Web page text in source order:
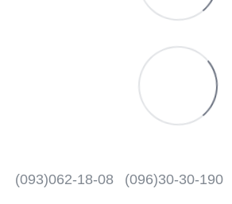
(093)062-18-08 (096)30-30-190